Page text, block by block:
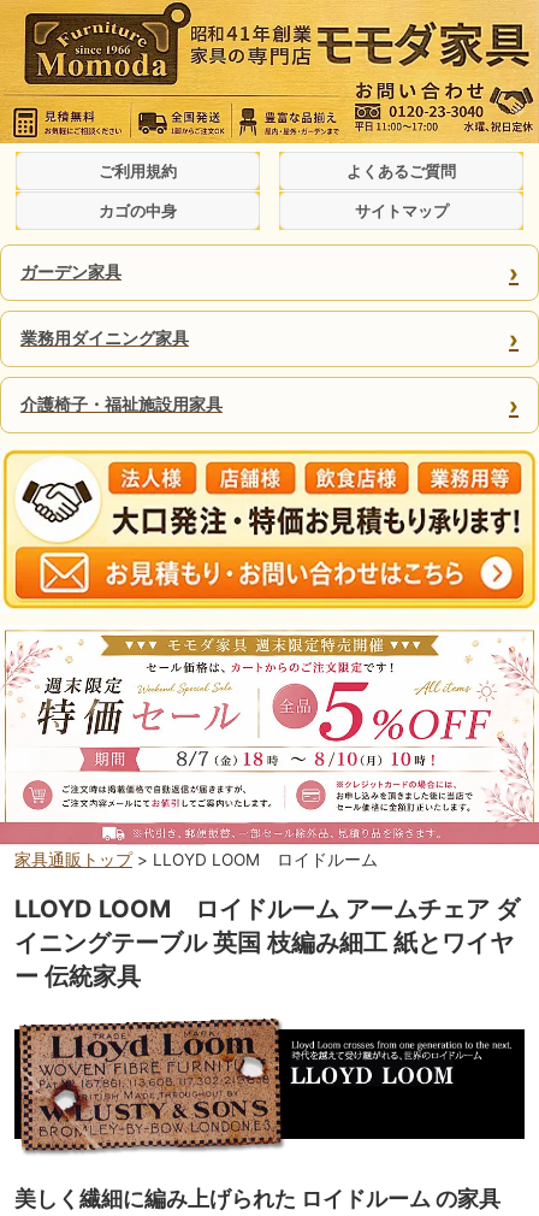
ご利用規約 よくあるご質問
カゴの中身 サイトマップ
ガーデン家具 ›
業務用ダイニング家具 ›
介護椅子・福祉施設用家具 ›
家具通販トップ> LLOYD LOOM ロイドルーム
LLOYD LOOM ロイドルーム アームチェア ダ
イニングテーブル 英国 枝編み細工 紙とワイヤ
ー 伝統家具
美しく繊細に編み上げられた ロイドルーム の家具